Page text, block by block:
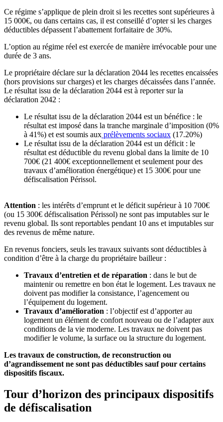
Ce régime s’applique de plein droit si les recettes sont supérieures à
15 000€, ou dans certains cas, il est conseillé d’opter si les charges
déductibles dépassent l’abattement forfaitaire de 30%.
L’option au régime réel est exercée de manière irrévocable pour une
durée de 3 ans.
Le propriétaire déclare sur la déclaration 2044 les recettes encaissées
(hors provisions sur charges) et les charges décaissées dans l’année.
Le résultat issu de la déclaration 2044 est à reporter sur la
déclaration 2042 :
Le résultat issu de la déclaration 2044 est un bénéfice : le
résultat est imposé dans la tranche marginale d’imposition (0%
à 41%) et est soumis aux prélèvements sociaux (17.20%)
Le résultat issu de la déclaration 2044 est un déficit : le
résultat est déductible du revenu global dans la limite de 10
700€ (21 400€ exceptionnellement et seulement pour des
travaux d’amélioration énergétique) et 15 300€ pour une
défiscalisation Périssol.
Attention : les intérêts d’emprunt et le déficit supérieur à 10 700€
(ou 15 300€ défiscalisation Périssol) ne sont pas imputables sur le
revenu global. Ils sont reportables pendant 10 ans et imputables sur
des revenus de même nature.
En revenus fonciers, seuls les travaux suivants sont déductibles à
condition d’être à la charge du propriétaire bailleur :
Travaux d’entretien et de réparation : dans le but de
maintenir ou remettre en bon état le logement. Les travaux ne
doivent pas modifier la consistance, l’agencement ou
l’équipement du logement.
Travaux d’amélioration : l’objectif est d’apporter au
logement un élément de confort nouveau ou de l’adapter aux
conditions de la vie moderne. Les travaux ne doivent pas
modifier le volume, la surface ou la structure du logement.
Les travaux de construction, de reconstruction ou
d’agrandissement ne sont pas déductibles sauf pour certains
dispositifs fiscaux.
Tour d’horizon des principaux dispositifs
de défiscalisation